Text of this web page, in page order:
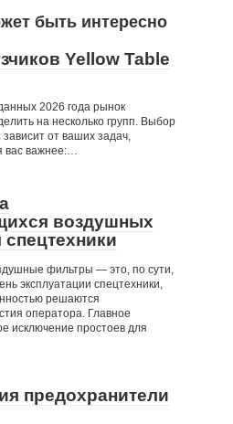
быть интересно
Yellow Table
2026 года рынок
на несколько групп. Выбор
от ваших задач,
вас важнее:…
воздушных
фильтры — это, по сути,
эксплуатации спецтехники,
решаются
оператора. Главное
исключение простоев для
предохранители